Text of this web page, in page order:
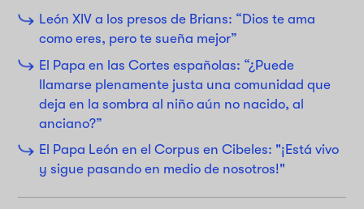
León XIV a los presos de Brians: “Dios te ama
como eres, pero te sueña mejor”
El Papa en las Cortes españolas: “¿Puede
llamarse plenamente justa una comunidad que
deja en la sombra al niño aún no nacido, al
anciano?”
El Papa León en el Corpus en Cibeles: "¡Está vivo
y sigue pasando en medio de nosotros!"